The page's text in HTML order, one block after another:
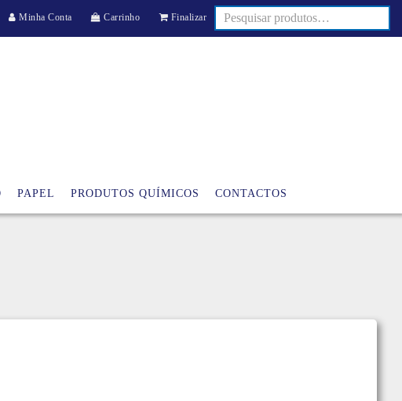
Minha Conta Carrinho Finalizar
PAPEL PRODUTOS QUÍMICOS CONTACTOS